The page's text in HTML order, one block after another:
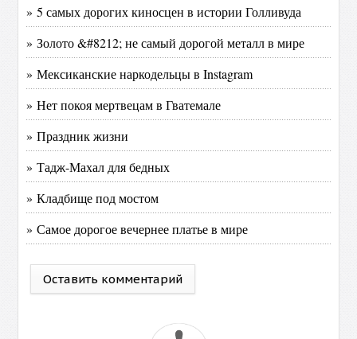
» 5 самых дорогих киносцен в истории Голливуда
» Золото &#8212; не самый дорогой металл в мире
» Мексиканские наркодельцы в Instagram
» Нет покоя мертвецам в Гватемале
» Праздник жизни
» Тадж-Махал для бедных
» Кладбище под мостом
» Самое дорогое вечернее платье в мире
Оставить комментарий